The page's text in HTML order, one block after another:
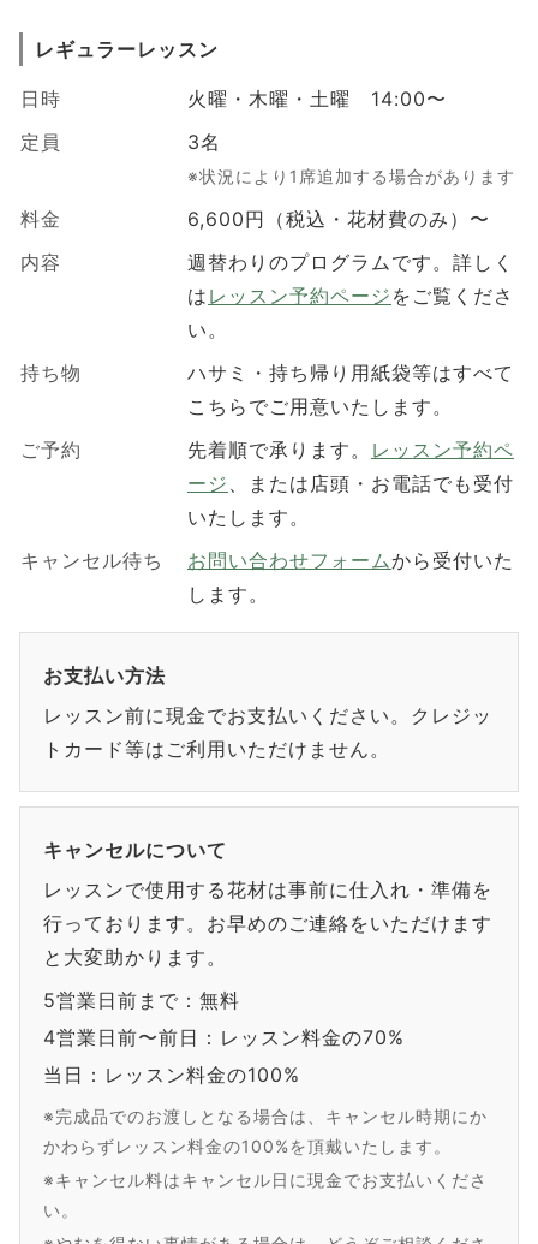
レギュラーレッスン
日時
火曜・木曜・土曜 14:00〜
定員
3名
※状況により1席追加する場合があります
料金
6,600円（税込・花材費のみ）〜
内容
週替わりのプログラムです。詳しく
は レッスン予約ページ をご覧くださ
い。
持ち物
ハサミ・持ち帰り用紙袋等はすべて
こちらでご用意いたします。
ご予約
先着順で承ります。 レッスン予約ペ
ージ 、または店頭・お電話でも受付
いたします。
キャンセル待ち
お問い合わせフォームから受付いた
します。
お支払い方法
レッスン前に現金でお支払いください。クレジッ
トカード等はご利用いただけません。
キャンセルについて
レッスンで使用する花材は事前に仕入れ・準備を
行っております。お早めのご連絡をいただけます
と大変助かります。
5営業日前まで：無料
4営業日前〜前日：レッスン料金の70%
当日：レッスン料金の100%
※完成品でのお渡しとなる場合は、キャンセル時期にか
かわらずレッスン料金の100%を頂戴いたします。
※キャンセル料はキャンセル日に現金でお支払いくださ
い。